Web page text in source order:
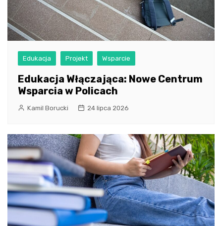
Edukacja Projekt Wsparcie
Edukacja Włączająca: Nowe Centrum
Wsparcia w Policach
Kamil Borucki 24 lipca 2026